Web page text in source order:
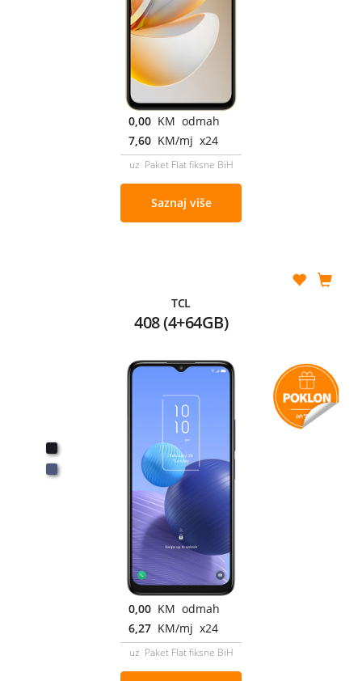
0,00 KM odmah
7,60 KM/mj x24
uz Paket Flat fiksne BiH
Saznaj više
TCL
408 (4+64GB)
0,00 KM odmah
6,27 KM/mj x24
uz Paket Flat fiksne BiH